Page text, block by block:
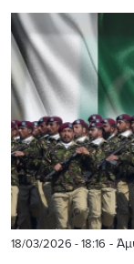
18/03/2026 - 18:16 -